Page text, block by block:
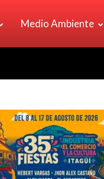
Medio Ambiente